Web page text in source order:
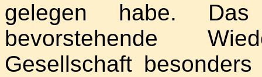
gelegen habe.
bevorstehende
Gesellschaft